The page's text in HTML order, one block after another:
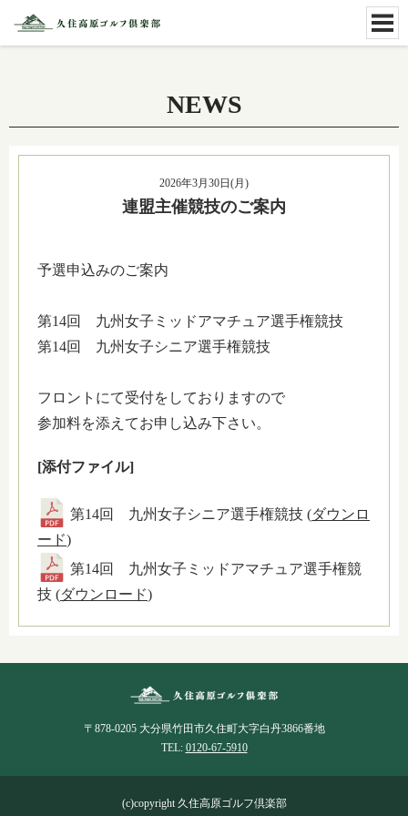
NEWS
2026年3月30日(月)
連盟主催競技のご案内
予選申込みのご案内
第14回 九州女子ミッドアマチュア選手権競技
第14回 九州女子シニア選手権競技
フロントにて受付をしておりますので
参加料を添えてお申し込み下さい。
[添付ファイル]
第14回 九州女子シニア選手権競技 (ダウンロ
ード)
第14回 九州女子ミッドアマチュア選手権競
技 (ダウンロード)
〒878-0205 大分県竹田市久住町大字白丹3866番地
TEL: 0120-67-5910
(c)copyright 久住高原ゴルフ倶楽部